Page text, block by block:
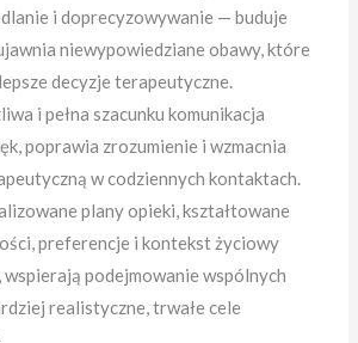
i doprecyzowywanie — buduje
niewypowiedziane obawy, które
decyzje terapeutyczne.
i pełna szacunku komunikacja
poprawia zrozumienie i wzmacnia
w codziennych kontaktach.
plany opieki, kształtowane
preferencje i kontekst życiowy
podejmowanie wspólnych
realistyczne, trwałe cele